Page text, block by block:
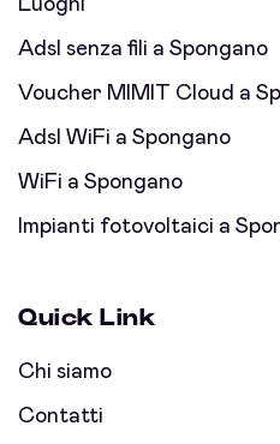
Luoghi
Adsl senza fili a Spongano
Voucher MIMIT Cloud a
Adsl WiFi a Spongano
WiFi a Spongano
Impianti fotovoltaici a
Quick Link
Chi siamo
Contatti